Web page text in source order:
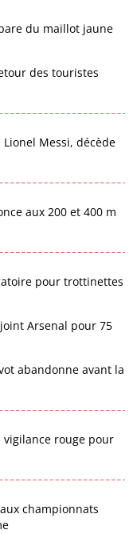
du maillot jaune
des touristes
Lionel Messi, décède
aux 200 et 400 m
pour trottinettes
Arsenal pour 75
abandonne avant la
vigilance rouge pour
championnats